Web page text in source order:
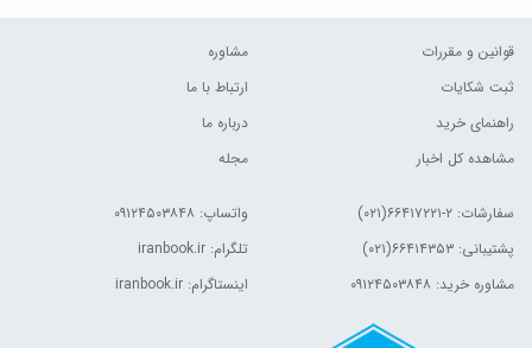
قوانین و مقررات
ثبت شکایات
راهنمای خرید
مشاهده کل اخبار
مشاوره
ارتباط با ما
درباره ما
مجله
سفارشات: ۲-۶۶۴۱۷۲۲۱(۰۲۱)
پشتیبانی: ۶۶۴۱۴۳۵۳(۰۲۱)
مشاوره خرید: ۰۹۱۲۴۵۰۳۸۴۸
واتساپ: ۰۹۱۲۴۵۰۳۸۴۸
تلگرام: iranbook.ir
اینستاگرام: iranbook.ir